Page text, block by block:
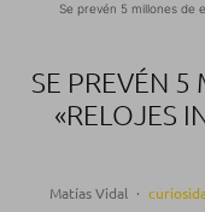
Se prevén 5 millones de
SE PREVÉN 5
«RELOJES
Matías Vidal ·